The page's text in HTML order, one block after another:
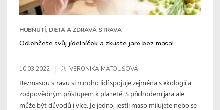
HUBNUTÍ, DIETA A ZDRAVÁ STRAVA
Odlehčete svůj jídelníček a zkuste jaro bez masa!
10.03.2022 VERONIKA MATOUŠOVÁ
Bezmasou stravu si mnoho lidí spojuje zejména s ekologií a
zodpovědným přístupem k planetě. S příchodem jara ale
může být důvodů i více. Je jedno, jestli maso milujete nebo se